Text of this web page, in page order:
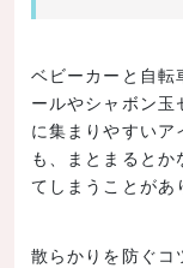
ベビーカーと自転
ールやシャボン玉
に集まりやすいア
も、まとまると
てしまうことがあ
散らかりを防ぐコ